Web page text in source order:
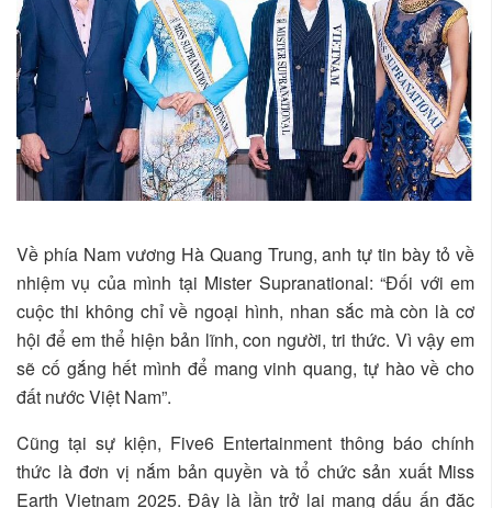
Về phía Nam vương Hà Quang Trung, anh tự tin bày tỏ về
nhiệm vụ của mình tại Mister Supranational: “Đối với em
cuộc thi không chỉ về ngoại hình, nhan sắc mà còn là cơ
hội để em thể hiện bản lĩnh, con người, tri thức. Vì vậy em
sẽ cố gắng hết mình để mang vinh quang, tự hào về cho
đất nước Việt Nam”.
Cũng tại sự kiện, Five6 Entertainment thông báo chính
thức là đơn vị nắm bản quyền và tổ chức sản xuất Miss
Earth Vietnam 2025. Đây là lần trở lại mang dấu ấn đặc